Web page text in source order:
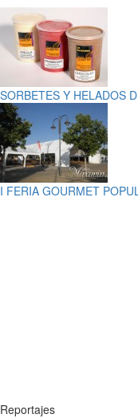
SORBETES Y HELADOS
I FERIA GOURMET
Reportajes